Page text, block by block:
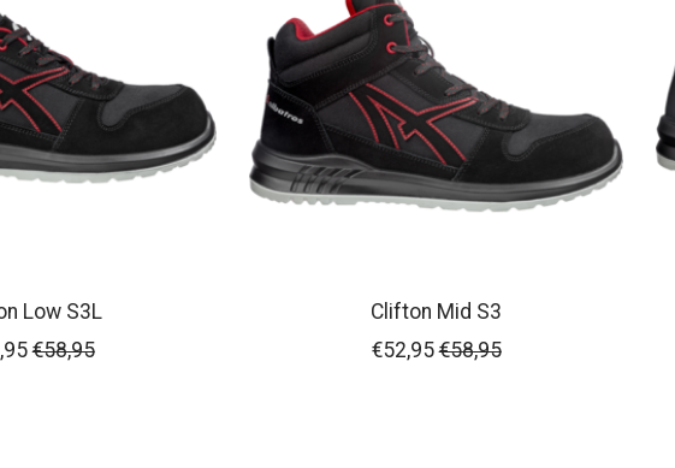
Low S3L
€58,95
Clifton Mid S3
€52,95 €58,95